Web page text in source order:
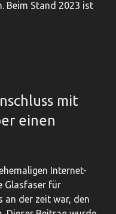
Beim Stand 2023 ist
mit
einen
Internet-
Glasfaser für
an der zeit war, den